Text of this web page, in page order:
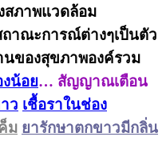
สภาพแวดล้อม
ถาณะการณ์ต่างๆเป็นตัว
นของสุขภาพองค์รวม
น้อย… สัญญาณเตือน
ว เชื้อราในช่อง
ม ยารักษาตกขาวมีกลิ่น